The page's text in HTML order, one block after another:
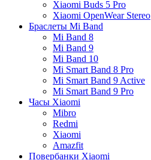
Xiaomi Buds 5 Pro
Xiaomi OpenWear Stereo
Браслеты Mi Band
Mi Band 8
Mi Band 9
Mi Band 10
Mi Smart Band 8 Pro
Mi Smart Band 9 Active
Mi Smart Band 9 Pro
Часы Xiaomi
Mibro
Redmi
Xiaomi
Amazfit
Повербанки Xiaomi